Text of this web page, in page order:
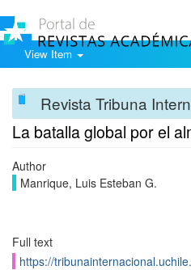
View Item
Revista Tribuna
La batalla global por el
Author
Manrique, Luis Esteban G.
Full text
https://